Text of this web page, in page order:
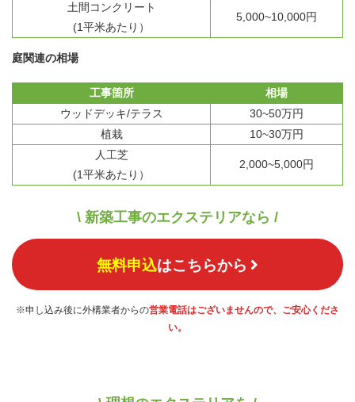
土間コンクリート
(1平米あたり）
5,000~10,000円
庭関連の相場
工事箇所
相場
ウッドデッキ/テラス
30~50万円
植栽
10~30万円
人工芝
(1平米あたり）
2,000~5,000円
\ 新築工事のエクステリアなら /
無料申込はこちらから
※申し込み後に外構業者からの営業電話はございませんので、ご安心くださ
い。